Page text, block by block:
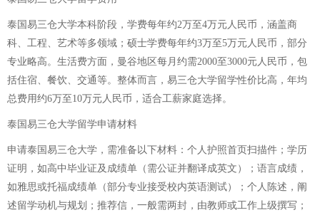
泰国易三仓大学本科阶段，学费每年约2万至4万元人民币，涵盖商
科、工程、艺术等多领域；硕士学费每年约3万至5万元人民币，部分
专业略高。生活费方面，曼谷地区每月约需2000至3000元人民币，包
括住宿、餐饮、交通等。整体而言，易三仓大学留学性价比高，年均
总费用约6万至10万元人民币，适合工薪家庭选择。
泰国易三仓大学留学申请材料
申请泰国易三仓大学，需准备以下材料：个人护照首页扫描件；学历
证明，如高中毕业证及成绩单（需公证并翻译成英文）；语言成绩，
如雅思或托福成绩单（部分专业接受校内英语测试）；个人陈述，阐
述留学动机与规划；推荐信，一般需两封，由教师或工作上级撰写；